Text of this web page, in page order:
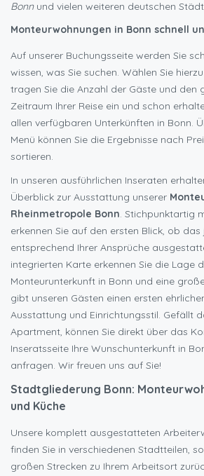
Bonnund vielen weiteren deutschen
Monteurwohnungen in Bonn schnell
Auf unserer Buchungsseite werden Sie
wissen, was Sie suchen. Wählen Sie
tragen Sie die Anzahl der Gäste und den
Zeitraum Ihrer Reise ein und schon
allen verfügbaren Unterkünften in Bonn.
Menü können Sie die Ergebnisse nach
sortieren.
In unseren ausführlichen Inseraten
Überblick zur Ausstattung unserer
Rheinmetropole Bonn. Stichpunktartig
erkennen Sie auf den ersten Blick, ob
entsprechend Ihrer Ansprüche
integrierten Karte erkennen Sie die Lage
Monteurunterkunft in Bonn und eine
gibt unseren Gästen einen ersten
Ausstattung und Einrichtungsstil. Gefällt
Apartment, können Sie direkt über das
Inseratsseite Ihre Wunschunterkunft in
anfragen. Wir freuen uns auf Sie!
Stadtgliederung Bonn:
und Küche
Unsere komplett ausgestatteten
finden Sie in verschiedenen Stadtteilen,
großen Strecken zu Ihrem Arbeitsort